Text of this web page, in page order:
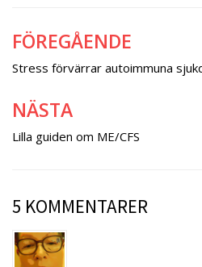
Inläggsnavigering
FÖREGÅENDE
Stress förvärrar autoimmuna
NÄSTA
Lilla guiden om ME/CFS
5 KOMMENTARER